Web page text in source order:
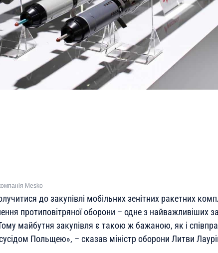
Mesko
до закупівлі мобільних зенітних ракетних
протиповітряної оборони – одне з найважливіших
майбутня закупівля є такою ж бажаною, як і
Польщею», – сказав міністр оборони Литви